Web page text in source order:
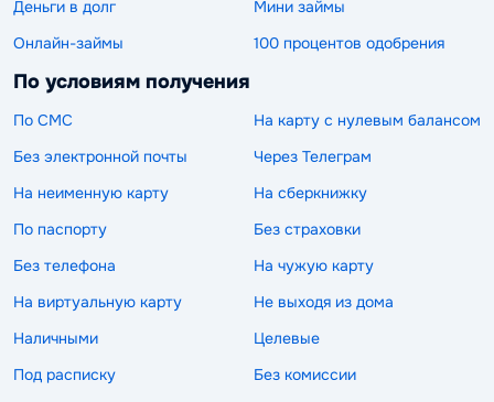
Деньги в долг
Мини займы
Онлайн-займы
100 процентов одобрения
По условиям получения
По СМС
На карту с нулевым балансом
Без электронной почты
Через Телеграм
На неименную карту
На сберкнижку
По паспорту
Без страховки
Без телефона
На чужую карту
На виртуальную карту
Не выходя из дома
Наличными
Целевые
Под расписку
Без комиссии